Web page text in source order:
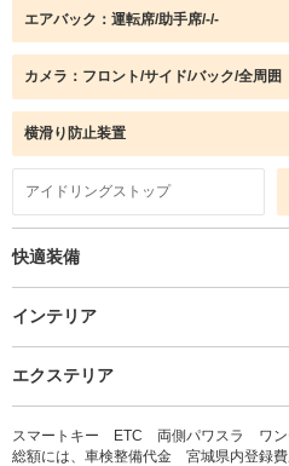
エアバック：運転席/助手席/-/-
カメラ：フロント/サイド/バック/全周囲
横滑り防止装置
アイドリングストップ
快適装備
インテリア
エクステリア
スマートキー ETC 両側パワスラ ワ
総額には、車検整備代金 宮城県内登録